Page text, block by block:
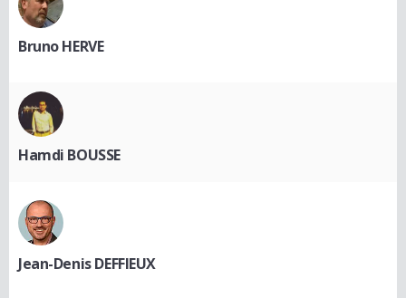
Bruno HERVE
Hamdi BOUSSE
Jean-Denis DEFFIEUX